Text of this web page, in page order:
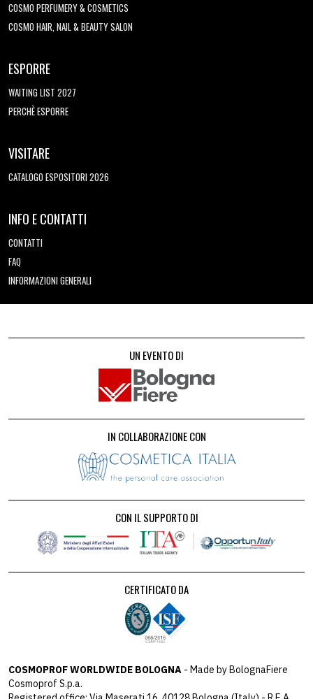
COSMO PERFUMERY & COSMETICS
COSMO HAIR, NAIL & BEAUTY SALON
ESPORRE
WAITING LIST 2027
PERCHÈ ESPORRE
VISITARE
CATALOGO ESPOSITORI 2026
INFO E CONTATTI
CONTATTI
FAQ
INFORMAZIONI GENERALI
UN EVENTO DI
IN COLLABORAZIONE CON
CON IL SUPPORTO DI
CERTIFICATO DA
COSMOPROF WORLDWIDE BOLOGNA - Made by BolognaFiere
Cosmoprof S.p.a.